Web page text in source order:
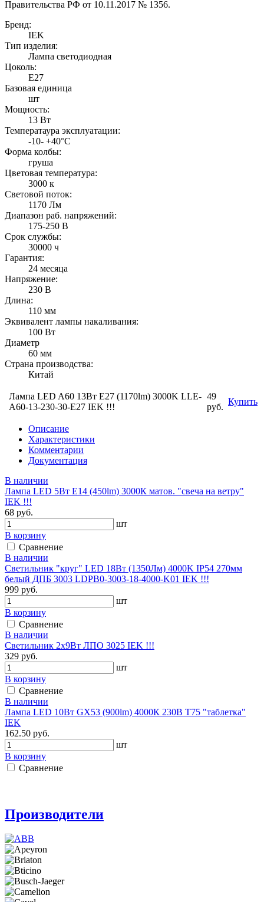
Правительства РФ от 10.11.2017 № 1356.
Бренд:
IEK
Тип изделия:
Лампа светодиодная
Цоколь:
Е27
Базовая единица
шт
Мощность:
13 Вт
Температаура эксплуатации:
-10- +40°С
Форма колбы:
груша
Цветовая температура:
3000 к
Световой поток:
1170 Лм
Диапазон раб. напряжений:
175-250 В
Срок службы:
30000 ч
Гарантия:
24 месяца
Напряжение:
230 В
Длина:
110 мм
Эквивалент лампы накаливания:
100 Вт
Диаметр
60 мм
Страна производства:
Китай
Лампа LED A60 13Вт Е27 (1170lm) 3000K LLE-
A60-13-230-30-E27 IEK !!!
49
руб.
Купить
Описание
Характеристики
Комментарии
Документация
В наличии
Лампа LED 5Вт Е14 (450lm) 3000К матов. "свеча на ветру"
IEK !!!
68 руб.
шт
В корзину
Сравнение
В наличии
Светильник "круг" LED 18Вт (1350Лм) 4000K IP54 270мм
белый ДПБ 3003 LDPB0-3003-18-4000-K01 IEK !!!
999 руб.
шт
В корзину
Сравнение
В наличии
Светильник 2x9Вт ЛПО 3025 IEK !!!
329 руб.
шт
В корзину
Сравнение
В наличии
Лампа LED 10Вт GX53 (900lm) 4000К 230В Т75 "таблетка"
IEK
162.50 руб.
шт
В корзину
Сравнение
Производители